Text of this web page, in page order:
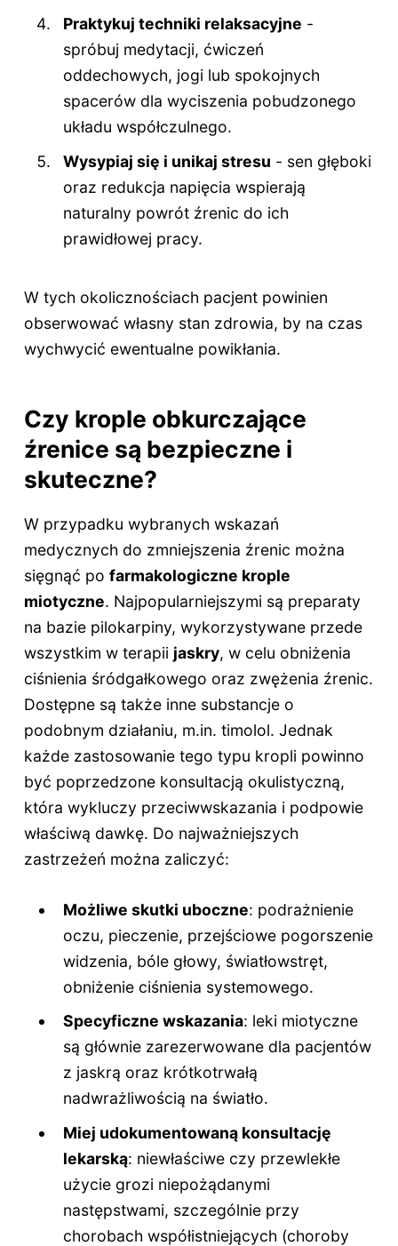
Praktykuj techniki relaksacyjne -
spróbuj medytacji, ćwiczeń
oddechowych, jogi lub spokojnych
spacerów dla wyciszenia pobudzonego
układu współczulnego.
Wysypiaj się i unikaj stresu - sen głęboki
oraz redukcja napięcia wspierają
naturalny powrót źrenic do ich
prawidłowej pracy.
W tych okolicznościach pacjent powinien
obserwować własny stan zdrowia, by na czas
wychwycić ewentualne powikłania.
Czy krople obkurczające
źrenice są bezpieczne i
skuteczne?
W przypadku wybranych wskazań
medycznych do zmniejszenia źrenic można
sięgnąć po farmakologiczne krople
miotyczne. Najpopularniejszymi są preparaty
na bazie pilokarpiny, wykorzystywane przede
wszystkim w terapii jaskry, w celu obniżenia
ciśnienia śródgałkowego oraz zwężenia źrenic.
Dostępne są także inne substancje o
podobnym działaniu, m.in. timolol. Jednak
każde zastosowanie tego typu kropli powinno
być poprzedzone konsultacją okulistyczną,
która wykluczy przeciwwskazania i podpowie
właściwą dawkę. Do najważniejszych
zastrzeżeń można zaliczyć:
Możliwe skutki uboczne: podrażnienie
oczu, pieczenie, przejściowe pogorszenie
widzenia, bóle głowy, światłowstręt,
obniżenie ciśnienia systemowego.
Specyficzne wskazania: leki miotyczne
są głównie zarezerwowane dla pacjentów
z jaskrą oraz krótkotrwałą
nadwrażliwością na światło.
Miej udokumentowaną konsultację
lekarską: niewłaściwe czy przewlekłe
użycie grozi niepożądanymi
następstwami, szczególnie przy
chorobach współistniejących (choroby